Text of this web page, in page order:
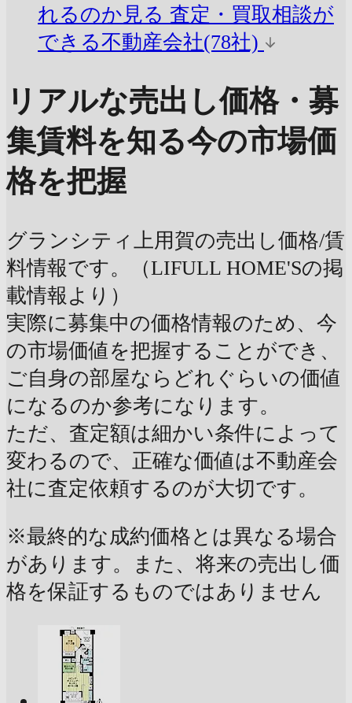
れるのか見る 査定・買取相談が
できる不動産会社(78社)
リアルな売出し価格・募
集賃料を知る今の市場価
格を把握
グランシティ上用賀の売出し価格/賃
料情報です。（LIFULL HOME'Sの掲
載情報より）
実際に募集中の価格情報のため、今
の市場価値を把握することができ、
ご自身の部屋ならどれぐらいの価値
になるのか参考になります。
ただ、査定額は細かい条件によって
変わるので、正確な価値は不動産会
社に査定依頼するのが大切です。
※最終的な成約価格とは異なる場合
があります。また、将来の売出し価
格を保証するものではありません